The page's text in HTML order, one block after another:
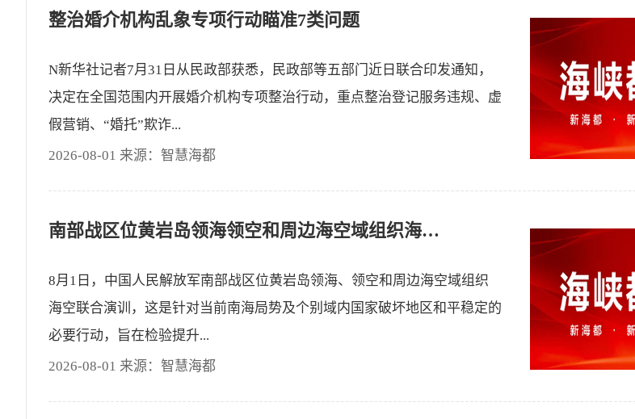
整治婚介机构乱象专项行动瞄准7类问题
N新华社记者7月31日从民政部获悉，民政部等五部门近日联合印发通知，
决定在全国范围内开展婚介机构专项整治行动，重点整治登记服务违规、虚
假营销、“婚托”欺诈...
2026-08-01 来源：智慧海都
南部战区位黄岩岛领海领空和周边海空域组织海空联合演训
8月1日，中国人民解放军南部战区位黄岩岛领海、领空和周边海空域组织
海空联合演训，这是针对当前南海局势及个别域内国家破坏地区和平稳定的
必要行动，旨在检验提升...
2026-08-01 来源：智慧海都